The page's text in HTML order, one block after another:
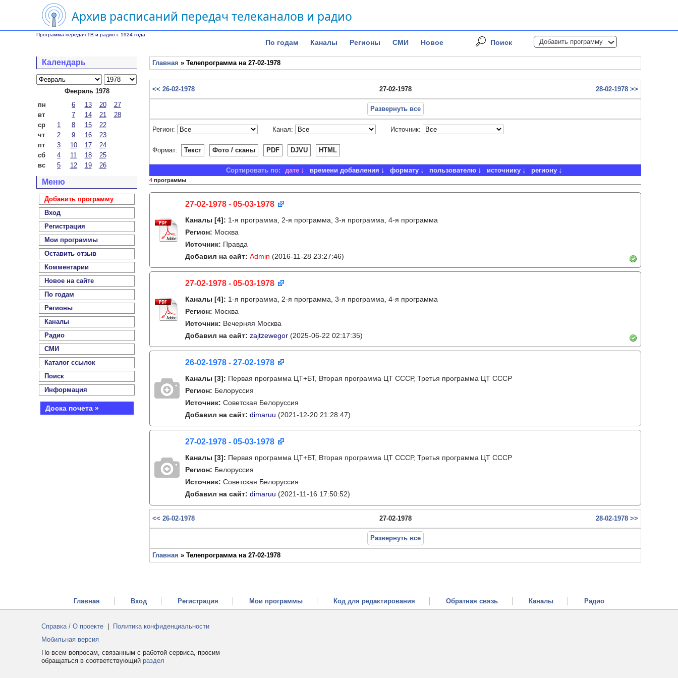
Архив расписаний передач телеканалов и радио
Программа передач ТВ и радио с 1924 года
По годам Каналы Регионы СМИ Новое Поиск Добавить программу
Календарь
Февраль 1978
пн
6 13 20
27
вт
7 14 21
28
ср
1 8 15
22
чт
2 9 16
23
пт
3 10 17
24
сб
4 11 18
25
вс
5 12 19 26
Меню
Добавить программу
Вход
Регистрация
Мои программы
Оставить отзыв
Комментарии
Новое на сайте
По годам
Регионы
Каналы
Радио
СМИ
Каталог ссылок
Поиск
Информация
Доска почета »
Главная » Телепрограмма на 27-02-1978
<< 26-02-1978 27-02-1978 28-02-1978 >>
Развернуть все
Регион: Канал: Источник:
Формат: Текст Фото / сканы PDF DJVU HTML
Сортировать по: дате времени добавления формату пользователю источнику региону
4 программы
27-02-1978 - 05-03-1978
Каналы [4]: 1-я программа, 2-я программа, 3-я программа, 4-я программа
Регион: Москва
Источник: Правда
Добавил на сайт: Admin (2016-11-28 23:27:46)
27-02-1978 - 05-03-1978
Каналы [4]: 1-я программа, 2-я программа, 3-я программа, 4-я программа
Регион: Москва
Источник: Вечерняя Москва
Добавил на сайт: zajtzewegor (2025-06-22 02:17:35)
26-02-1978 - 27-02-1978
Каналы [3]: Первая программа ЦТ+БТ, Вторая программа ЦТ ССCР, Третья программа ЦТ ССCР
Регион: Белоруссия
Источник: Советская Белоруссия
Добавил на сайт: dimaruu (2021-12-20 21:28:47)
27-02-1978 - 05-03-1978
Каналы [3]: Первая программа ЦТ+БТ, Вторая программа ЦТ ССCР, Третья программа ЦТ ССCР
Регион: Белоруссия
Источник: Советская Белоруссия
Добавил на сайт: dimaruu (2021-11-16 17:50:52)
<< 26-02-1978 27-02-1978 28-02-1978 >>
Развернуть все
Главная » Телепрограмма на 27-02-1978
Главная Вход Регистрация Мои программы Код для редактирования Обратная связь Каналы Радио
Справка / О проекте
Политика конфиденциальности
Мобильная версия
По всем вопросам, связанным с работой сервиса, просим
обращаться в соответствующий раздел